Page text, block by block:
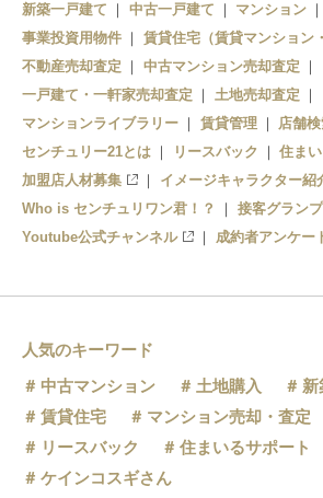
津軽大沢駅
松木平駅
小栗山駅
千年駅
聖愛中高前駅
弘前学院大前駅
弘高下駅
中央弘前駅
新築一戸建て 中古一戸建て マンション
事業投資用物件
賃貸住宅（賃貸マンション
不動産売却査定
中古マンション売却査定
一戸建て・一軒家売却査定
土地売却査定
マンションライブラリー
賃貸管理
店舗
センチュリー21とは
リースバック
住ま
加盟店人材募集
イメージキャラクター紹
Who is センチュリワン君！？
接客グランプ
Youtube公式チャンネル
成約者アンケー
人気のキーワード
中古マンション
土地購入
新
賃貸住宅
マンション売却・査定
リースバック
住まいるサポート
ケインコスギさん